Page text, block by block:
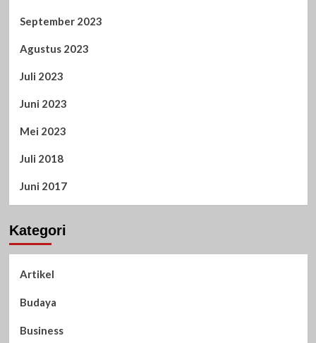
September 2023
Agustus 2023
Juli 2023
Juni 2023
Mei 2023
Juli 2018
Juni 2017
Kategori
Artikel
Budaya
Business